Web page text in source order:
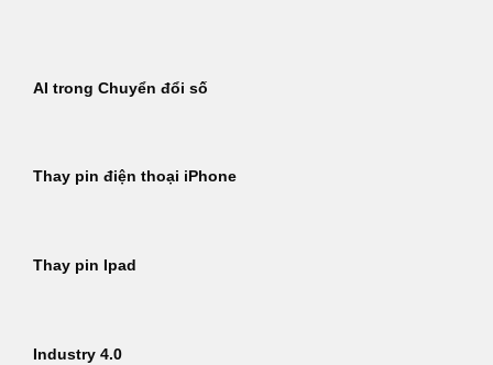
dungAI trong Chuyển đổi số
Thay pin điện thoại iPhone
Thay pin Ipad
Industry 4.0